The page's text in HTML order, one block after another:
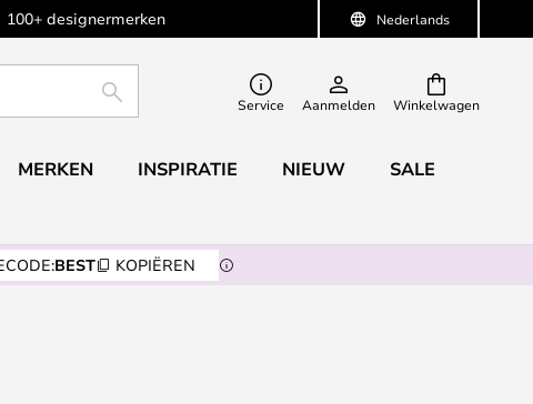
Nederlands
100+ designermerken
Winkelwagen
ZOEKEN Service Aanmelden
MERKEN INSPIRATIE NIEUW SALE
BEST KOPIËREN